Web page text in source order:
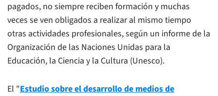
pagados, no siempre reciben formación y muchas
veces se ven obligados a realizar al mismo tiempo
otras actividades profesionales, según un informe de la
Organización de las Naciones Unidas para la
Educación, la Ciencia y la Cultura (Unesco).
El "Estudio sobre el desarrollo de medios de